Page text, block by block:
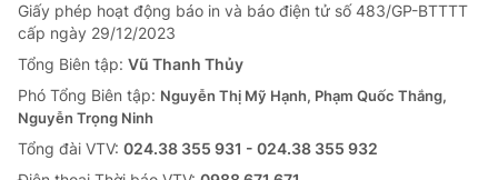
Giấy phép hoạt động báo in và báo điện tử số 483/GP-BTTTT
cấp ngày 29/12/2023
Tổng Biên tập: Vũ Thanh Thủy
Phó Tổng Biên tập: Nguyễn Thị Mỹ Hạnh, Phạm Quốc Thắng,
Nguyễn Trọng Ninh
Tổng đài VTV: 024.38 355 931 - 024.38 355 932